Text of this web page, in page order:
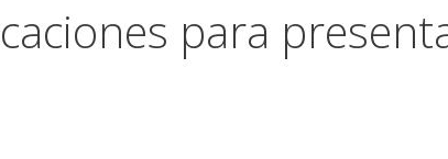
para